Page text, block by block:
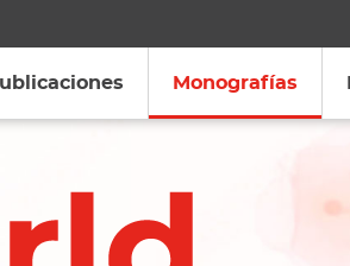
Monografías